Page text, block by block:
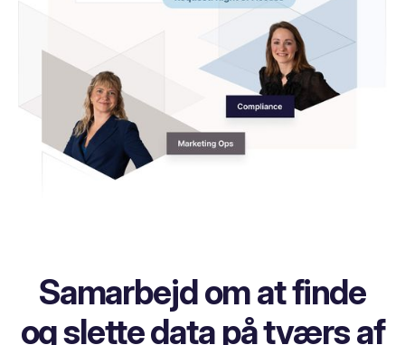
Samarbejd om at finde
og slette data på tværs af